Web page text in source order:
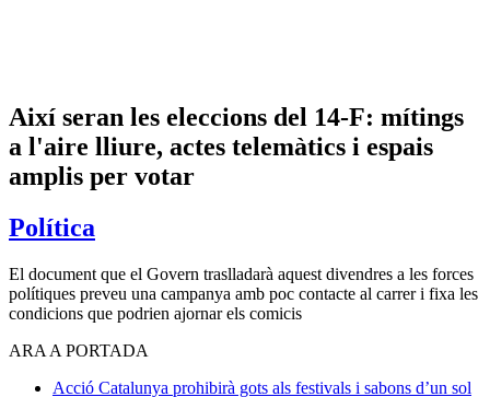
Així seran les eleccions del 14-F: mítings
a l'aire lliure, actes telemàtics i espais
amplis per votar
Política
El document que el Govern traslladarà aquest divendres a les forces
polítiques preveu una campanya amb poc contacte al carrer i fixa les
condicions que podrien ajornar els comicis
ARA A PORTADA
Acció Catalunya prohibirà gots als festivals i sabons d’un sol